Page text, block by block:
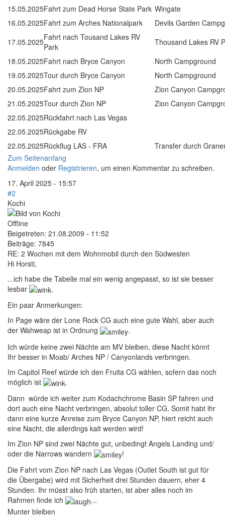
15.05.2025Fahrt zum Dead Horse State Park Wingate
16.05.2025Fahrt zum Arches Nationalpark
Devils Garden
17.05.2025Fahrt nach Tousand Lakes RV
Park
Thousand Lakes RV
18.05.2025Fahrt nach Bryce Canyon
North Campground
19.05.2025Tour durch Bryce Canyon
North Campground
20.05.2025Fahrt zum Zion NP
Zion Canyon
21.05.2025Tour durch Zion NP
Zion Canyon
22.05.2025Rückfahrt nach Las Vegas
22.05.2025Rückgabe RV
22.05.2025Rückflug LAS - FRA
Transfer durch
Zum Seitenanfang
Anmelden oder Registrieren, um einen Kommentar zu schreiben.
17. April 2025 - 15:57
#2
Kochi
Offline
Beigetreten: 21.08.2009 - 11:52
Beiträge: 7845
RE: 2 Wochen mit dem Wohnmobil durch den Südwesten
Hi Horsti,
...ich habe die Tabelle mal ein wenig angepasst, so ist sie besser
lesbar
.
Ein paar Anmerkungen:
In Page wäre der Lone Rock CG auch eine gute Wahl, aber auch
der Wahweap ist in Ordnung
.
Ich würde keine zwei Nächte am MV bleiben, diese Nacht könnt
Ihr besser in Moab/ Arches NP / Canyonlands verbringen.
Im Capitol Reef würde ich den Fruita CG wählen, sofern das noch
möglich ist
.
Dann würde ich weiter zum Kodachchrome Basin SP fahren und
dort auch eine Nacht verbringen, absolut toller CG. Somit habt ihr
dann eine kurze Anreise zum Bryce Canyon NP, hiert reicht auch
eine Nacht, die allerdings kalt werden wird!
Im Zion NP sind zwei Nächte gut, unbedingt Angels Landing und/
oder die Narrows wandern
!
Die Fahrt vom Zion NP nach Las Vegas (Outlet South ist gut für
die Übergabe) wird mit Sicherheit drei Stunden dauern, eher 4
Stunden. Ihr müsst also früh starten, ist aber alles noch im
Rahmen finde ich
...
Munter bleiben